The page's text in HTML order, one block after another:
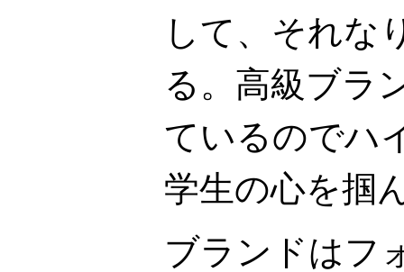
して、それな
る。高級ブラ
ているのでハ
学生の心を掴
ブランドはフ